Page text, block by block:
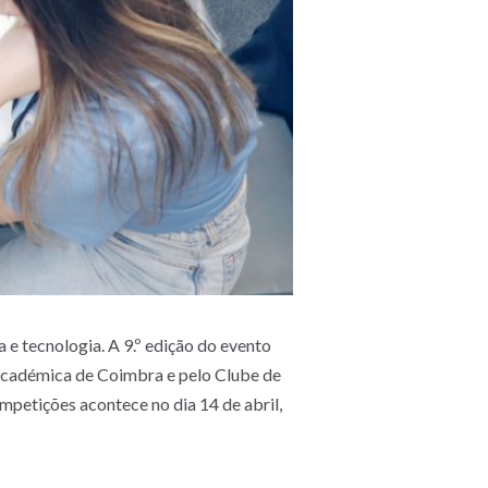
tecnologia. A 9.º edição do evento
de Coimbra e pelo Clube de
acontece no dia 14 de abril,